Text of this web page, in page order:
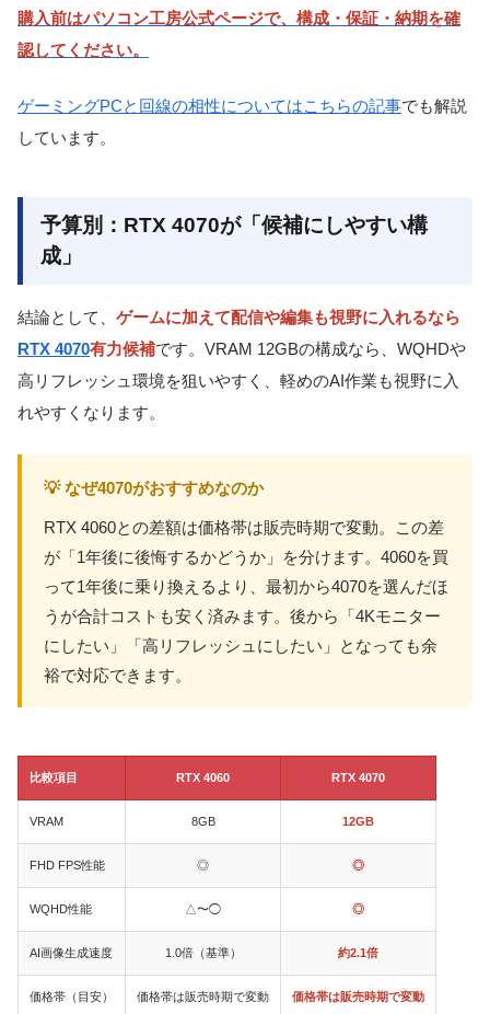
購入前はパソコン工房公式ページで、構成・保証・納期を確
認してください。
ゲーミングPCと回線の相性についてはこちらの記事でも解説
しています。
予算別：RTX 4070が「候補にしやすい構
成」
結論として、 ゲームに加えて配信や編集も視野に入れるなら
RTX 4070有力候補です。VRAM 12GBの構成なら、WQHDや
高リフレッシュ環境を狙いやすく、軽めのAI作業も視野に入
れやすくなります。
💡 なぜ4070がおすすめなのか
RTX 4060との差額は価格帯は販売時期で変動。この差
が「1年後に後悔するかどうか」を分けます。4060を買
って1年後に乗り換えるより、最初から4070を選んだほ
うが合計コストも安く済みます。後から「4Kモニター
にしたい」「高リフレッシュにしたい」となっても余
裕で対応できます。
比較項目 RTX 4060 RTX 4070
VRAM 8GB 12GB
FHD FPS性能 ◎ ◎
WQHD性能 △〜◯ ◎
AI画像生成速度 1.0倍（基準） 約2.1倍
価格帯（目安） 価格帯は販売時期で変動 価格帯は販売時期で変動